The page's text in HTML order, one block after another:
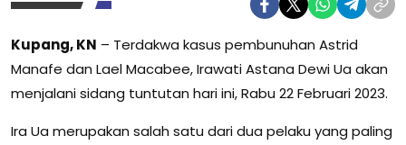
Kupang, KN – Terdakwa kasus pembunuhan Astrid
Manafe dan Lael Macabee, Irawati Astana Dewi Ua akan
menjalani sidang tuntutan hari ini, Rabu 22 Februari 2023.
Ira Ua merupakan salah satu dari dua pelaku yang paling